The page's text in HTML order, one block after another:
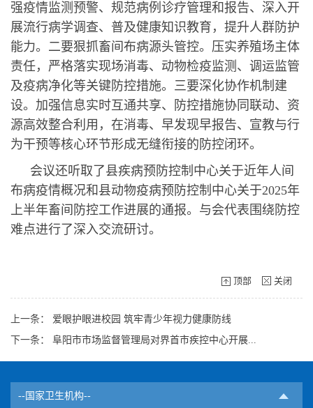
强疫情监测预警、规范病例诊疗管理和报告、深入开
展流行病学调查、普及健康知识教育，提升人群防护
能力。二要狠抓畜间布病源头管控。压实养殖场主体
责任，严格落实现场消毒、动物检疫监测、调运监管
及疫病净化等关键防控措施。三要深化协作机制建
设。加强信息实时互通共享、防控措施协同联动、资
源高效整合利用，在消毒、早发现早报告、宣教与行
为干预等核心环节形成无缝衔接的防控闭环。
会议还听取了县疾病预防控制中心关于近年人间
布病疫情概况和县动物疫病预防控制中心关于2025年
上半年畜间防控工作进展的通报。与会代表围绕防控
难点进行了深入交流研讨。
顶部 关闭
上一条： 爱眼护眼进校园 筑牢青少年视力健康防线
下一条： 阜阳市市场监督管理局对界首市疾控中心开展...
--国家卫生机构--